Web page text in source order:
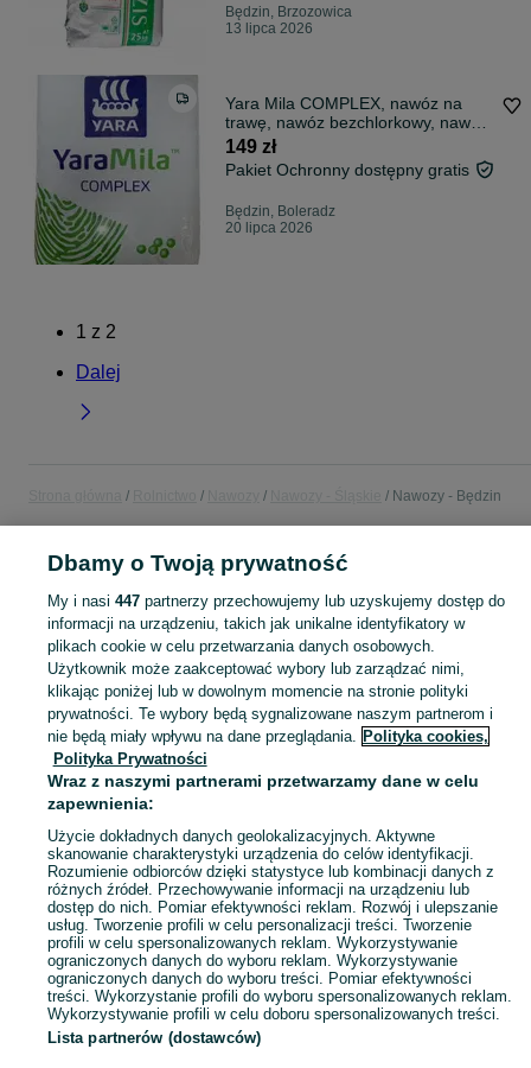
Będzin, Brzozowica
13 lipca 2026
Yara Mila COMPLEX, nawóz na
trawę, nawóz bezchlorkowy, nawóz
yara 25kg
149 zł
Pakiet Ochronny dostępny gratis
Będzin, Boleradz
20 lipca 2026
1 z 2
Dalej
Nawozy - Będzin
POLSKA » ŚLĄSKIE » BĘDZIN
KATEGORIA
Zobacz
Mapa kategorii
Mapa miejscowości
Mapa ministron
Popularne wyszukiwania
Dbamy o Twoją prywatność
My i nasi 447partnerzy przechowujemy lub uzyskujemy dostęp do
informacji na urządzeniu, takich jak unikalne identyfikatory w
plikach cookie w celu przetwarzania danych osobowych.
Użytkownik może zaakceptować wybory lub zarządzać nimi,
klikając poniżej lub w dowolnym momencie na stronie polityki
prywatności. Te wybory będą sygnalizowane naszym partnerom i
nie będą miały wpływu na dane przeglądania. Polityka cookies,
Polityka Prywatności
Wraz z naszymi partnerami przetwarzamy dane w celu
zapewnienia:
Użycie dokładnych danych geolokalizacyjnych. Aktywne
skanowanie charakterystyki urządzenia do celów identyfikacji.
Rozumienie odbiorców dzięki statystyce lub kombinacji danych z
różnych źródeł. Przechowywanie informacji na urządzeniu lub
dostęp do nich. Pomiar efektywności reklam. Rozwój i ulepszanie
usług. Tworzenie profili w celu personalizacji treści. Tworzenie
profili w celu spersonalizowanych reklam. Wykorzystywanie
ograniczonych danych do wyboru reklam. Wykorzystywanie
ograniczonych danych do wyboru treści. Pomiar efektywności
treści. Wykorzystanie profili do wyboru spersonalizowanych reklam.
Wykorzystywanie profili w celu doboru spersonalizowanych treści.
Lista partnerów (dostawców)